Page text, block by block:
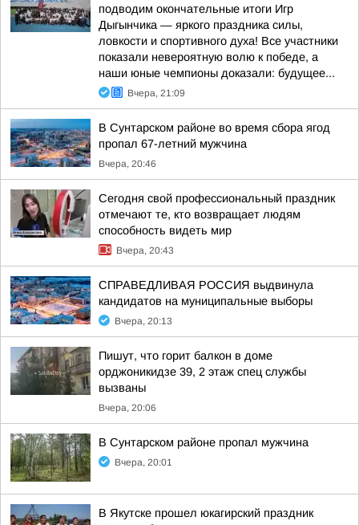
подводим окончательные итоги Игр
Дыгынчика — яркого праздника силы,
ловкости и спортивного духа! Все участники
показали невероятную волю к победе, а
наши юные чемпионы доказали: будущее...
Вчера, 21:09
В Сунтарском районе во время сбора ягод
пропал 67-летний мужчина
Вчера, 20:46
Сегодня свой профессиональный праздник
отмечают те, кто возвращает людям
способность видеть мир
Вчера, 20:43
СПРАВЕДЛИВАЯ РОССИЯ выдвинула
кандидатов на муниципальные выборы
Вчера, 20:13
Пишут, что горит балкон в доме
орджоникидзе 39, 2 этаж спец службы
вызваны
Вчера, 20:06
В Сунтарском районе пропал мужчина
Вчера, 20:01
В Якутске прошел юкагирский праздник